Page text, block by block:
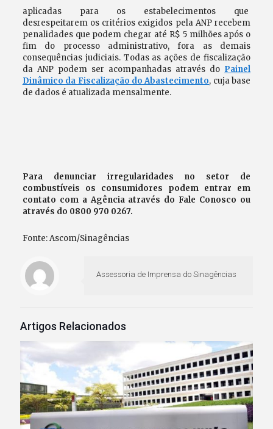
aplicadas para os estabelecimentos que
desrespeitarem os critérios exigidos pela ANP recebem
penalidades que podem chegar até R$ 5 milhões após o
fim do processo administrativo, fora as demais
consequências judiciais. Todas as ações de fiscalização
da ANP podem ser acompanhadas através do Painel
Dinâmico da Fiscalização do Abastecimento, cuja base
de dados é atualizada mensalmente.
Para denunciar irregularidades no setor de
combustíveis os consumidores podem entrar em
contato com a Agência através do Fale Conosco ou
através do 0800 970 0267.
Fonte: Ascom/Sinagências
Assessoria de Imprensa do Sinagências
Artigos Relacionados